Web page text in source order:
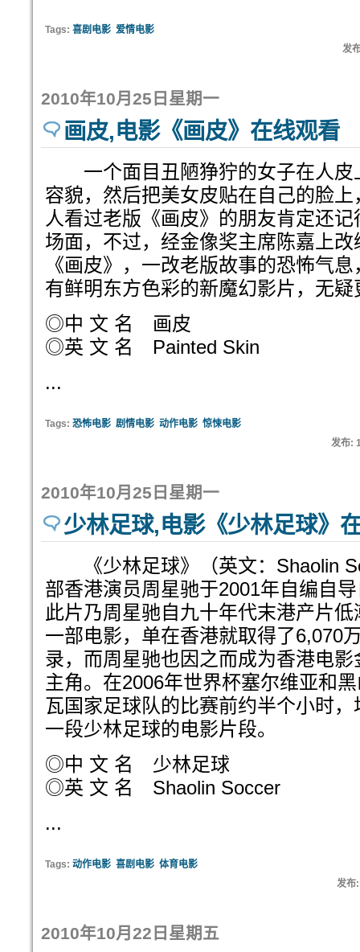
Tags: 喜剧电影 爱情电影
发
2010年10月25日星期一
画皮,电影《画皮》在线观看
一个面目丑陋狰狞的女子在人皮
容貌，然后把美女皮贴在自己的脸
人看过老版《画皮》的朋友肯定还
场面，不过，经金像奖主席陈嘉上
《画皮》，一改老版故事的恐怖气
有鲜明东方色彩的新魔幻影片，无
◎中 文 名 画皮
◎英 文 名 Painted Skin
...
Tags: 恐怖电影 剧情电影 动作电影 惊悚电影
发布:
2010年10月25日星期一
少林足球,电影《少林足球》
《少林足球》（英文：Shaolin
部香港演员周星驰于2001年自编自
此片乃周星驰自九十年代末港产片
一部电影，单在香港就取得了6,070
录，而周星驰也因之而成为香港电
主角。在2006年世界杯塞尔维亚和
瓦国家足球队的比赛前约半个小时
一段少林足球的电影片段。
◎中 文 名 少林足球
◎英 文 名 Shaolin Soccer
...
Tags: 动作电影 喜剧电影 体育电影
发布
2010年10月22日星期五